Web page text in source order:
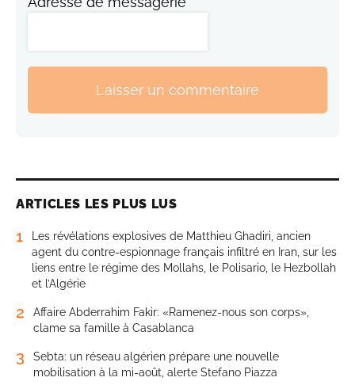
Laisser un commentaire
ARTICLES LES PLUS LUS
1
Les révélations explosives de Matthieu Ghadiri, ancien
agent du contre-espionnage français infiltré en Iran, sur les
liens entre le régime des Mollahs, le Polisario, le Hezbollah
et l’Algérie
2
Affaire Abderrahim Fakir: «Ramenez-nous son corps»,
clame sa famille à Casablanca
3
Sebta: un réseau algérien prépare une nouvelle
mobilisation à la mi-août, alerte Stefano Piazza